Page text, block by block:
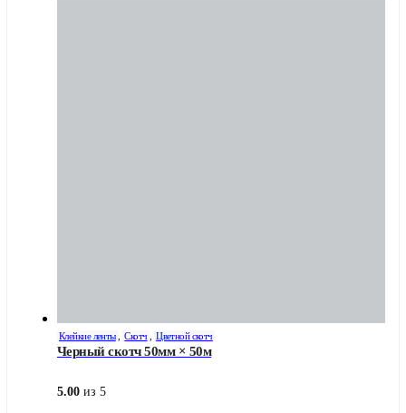
Клейкие ленты, Скотч , Цветной скотч
Черный скотч 50мм × 50м
5.00 из 5